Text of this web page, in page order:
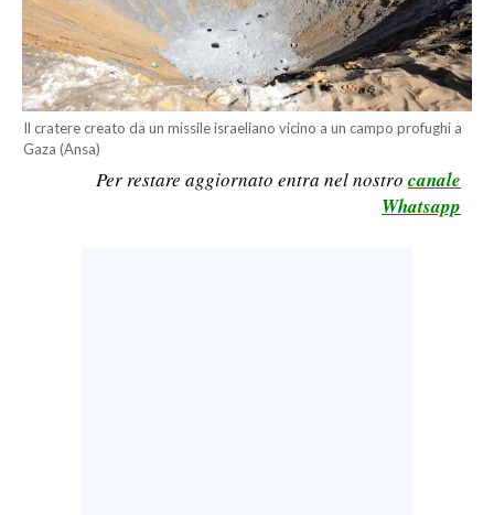
CALCIO REGIONALE
BASKET
VOLLEY
MOTORI
TENNIS
ALTRI SPORT
Il cratere creato da un missile israeliano vicino a un campo profughi a
Gaza (Ansa)
Per restare aggiornato entra nel nostro canale
Whatsapp